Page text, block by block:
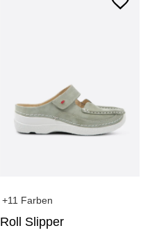
+11 Farben
Roll Slipper